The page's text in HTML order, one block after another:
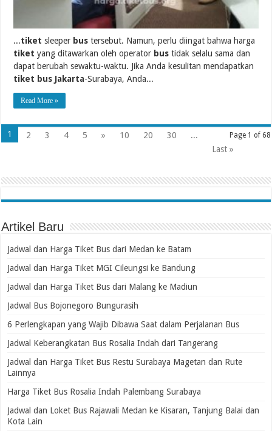
...tiket sleeper bus tersebut. Namun, perlu diingat bahwa harga
tiket yang ditawarkan oleh operator bus tidak selalu sama dan
dapat berubah sewaktu-waktu. Jika Anda kesulitan mendapatkan
tiket bus Jakarta-Surabaya, Anda...
Read More »
Page 1 of 68
1 2 3 4 5 » 10 20 30
...
Last »
Artikel Baru
Jadwal dan Harga Tiket Bus dari Medan ke Batam
Jadwal dan Harga Tiket MGI Cileungsi ke Bandung
Jadwal dan Harga Tiket Bus dari Malang ke Madiun
Jadwal Bus Bojonegoro Bungurasih
6 Perlengkapan yang Wajib Dibawa Saat dalam Perjalanan Bus
Jadwal Keberangkatan Bus Rosalia Indah dari Tangerang
Jadwal dan Harga Tiket Bus Restu Surabaya Magetan dan Rute
Lainnya
Harga Tiket Bus Rosalia Indah Palembang Surabaya
Jadwal dan Loket Bus Rajawali Medan ke Kisaran, Tanjung Balai dan
Kota Lain